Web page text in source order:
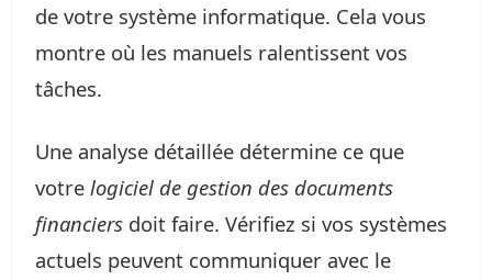
de votre système informatique. Cela vous
montre où les manuels ralentissent vos
tâches.
Une analyse détaillée détermine ce que
votre logiciel de gestion des documents
financiers doit faire. Vérifiez si vos systèmes
actuels peuvent communiquer avec le